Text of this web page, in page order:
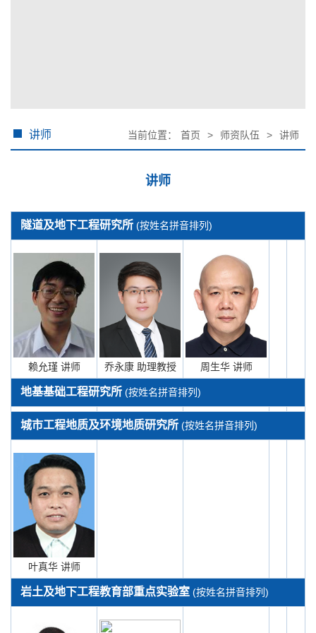
讲师 当前位置： 首页 > 师资队伍 > 讲师
讲师
隧道及地下工程研究所 (按姓名拼音排列)
赖允瑾 讲师 乔永康 助理教授 周生华 讲师
地基基础工程研究所 (按姓名拼音排列)
城市工程地质及环境地质研究所 (按姓名拼音排列)
叶真华 讲师
岩土及地下工程教育部重点实验室 (按姓名拼音排列)